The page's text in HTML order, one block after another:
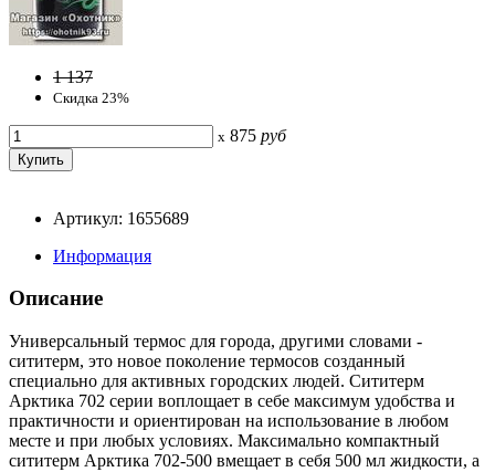
1 137
Скидка 23%
x 875 руб
Артикул: 1655689
Информация
Описание
Универсальный термос для города, другими словами -
сититерм, это новое поколение термосов созданный
специально для активных городских людей. Сититерм
Арктика 702 серии воплощает в себе максимум удобства и
практичности и ориентирован на использование в любом
месте и при любых условиях. Максимально компактный
сититерм Арктика 702-500 вмещает в себя 500 мл жидкости, а